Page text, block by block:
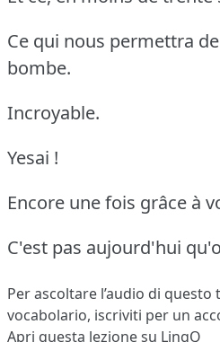
Ce qui nous permettra
bombe.
Incroyable.
Yesai !
Encore une fois grâce à
C'est pas aujourd'hui
Per ascoltare l’audio di
vocabolario, iscriviti per un
Apri questa lezione su LingQ